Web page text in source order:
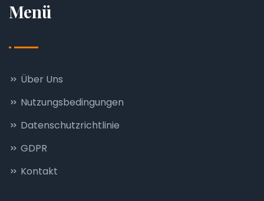
Menü
Über Uns
Nutzungsbedingungen
Datenschutzrichtlinie
GDPR
Kontakt